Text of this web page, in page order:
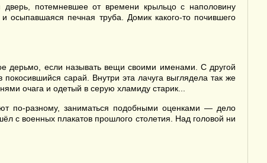
потемневшее от времени крыльцо с наполовину
печная труба. Домик какого-то почившего
дерьмо, если называть вещи своими именами. С другой
сарай. Внутри эта лачуга выглядела так же
очага и одетый в серую хламиду старик...
по-разному, заниматься подобными оценками — дело
с военных плакатов прошлого столетия. Над головой ни